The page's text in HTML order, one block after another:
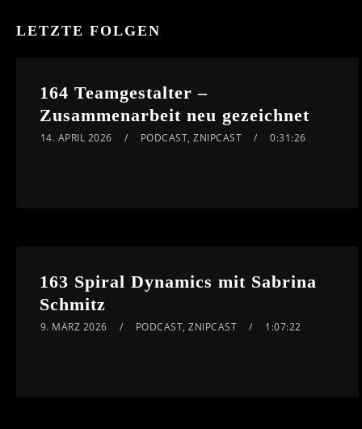
LETZTE FOLGEN
164 Teamgestalter –
Zusammenarbeit neu gezeichnet
14. APRIL 2026 PODCAST,ZNIPCAST 0:31:26
163 Spiral Dynamics mit Sabrina
Schmitz
9. MÄRZ 2026 PODCAST,ZNIPCAST 1:07:22